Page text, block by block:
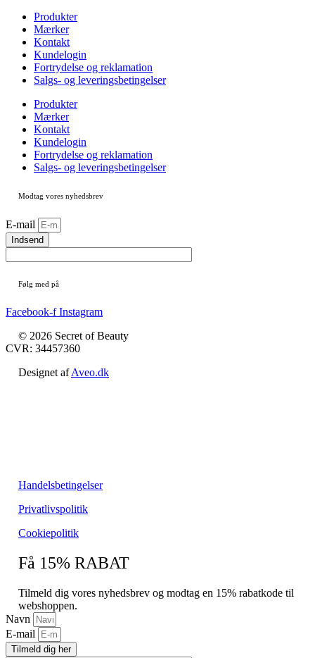
Produkter
Mærker
Kontakt
Kundelogin
Fortrydelse og reklamation
Salgs- og leveringsbetingelser
Produkter
Mærker
Kontakt
Kundelogin
Fortrydelse og reklamation
Salgs- og leveringsbetingelser
Modtag vores nyhedsbrev
E-mail
Indsend
Følg med på
Facebook-f Instagram
© 2026 Secret of Beauty
CVR: 34457360
Designet afAveo.dk
Handelsbetingelser
Privatlivspolitik
Cookiepolitik
Få 15% RABAT
Tilmeld dig vores nyhedsbrev og modtag en 15% rabatkode til
webshoppen.
Navn
E-mail
Tilmeld dig her